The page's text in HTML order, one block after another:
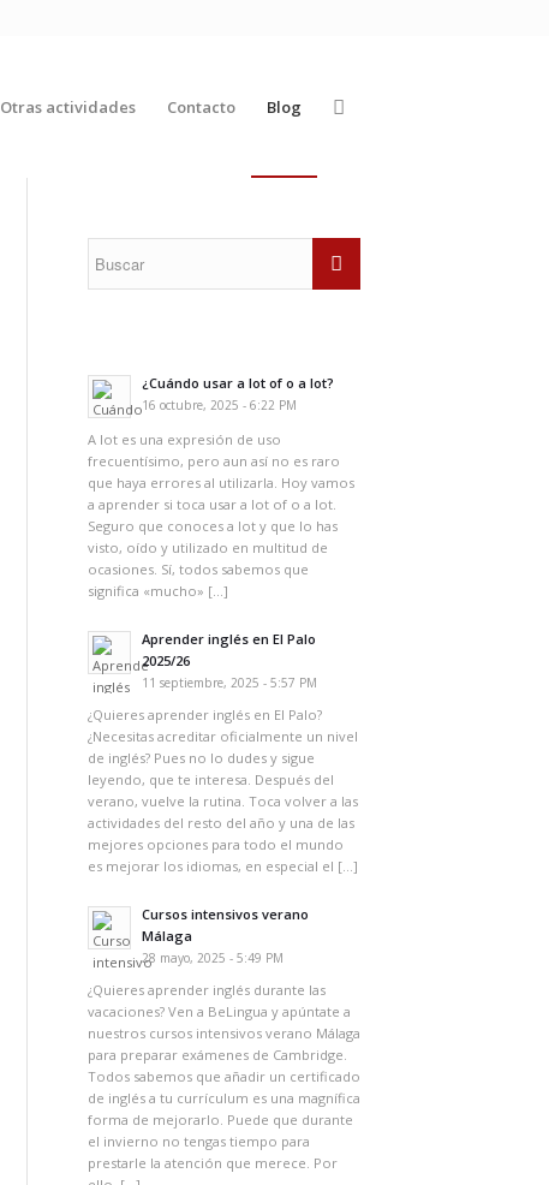
Otras actividades Contacto Blog
¿Cuándo usar a lot of o a lot?
16 octubre, 2025 - 6:22 PM
A lot es una expresión de uso
frecuentísimo, pero aun así no es raro
que haya errores al utilizarla. Hoy vamos
a aprender si toca usar a lot of o a lot.
Seguro que conoces a lot y que lo has
visto, oído y utilizado en multitud de
ocasiones. Sí, todos sabemos que
significa «mucho» […]
Aprender inglés en El Palo
2025/26
11 septiembre, 2025 - 5:57 PM
¿Quieres aprender inglés en El Palo?
¿Necesitas acreditar oficialmente un nivel
de inglés? Pues no lo dudes y sigue
leyendo, que te interesa. Después del
verano, vuelve la rutina. Toca volver a las
actividades del resto del año y una de las
mejores opciones para todo el mundo
es mejorar los idiomas, en especial el […]
Cursos intensivos verano
Málaga
28 mayo, 2025 - 5:49 PM
¿Quieres aprender inglés durante las
vacaciones? Ven a BeLingua y apúntate a
nuestros cursos intensivos verano Málaga
para preparar exámenes de Cambridge.
Todos sabemos que añadir un certificado
de inglés a tu currículum es una magnífica
forma de mejorarlo. Puede que durante
el invierno no tengas tiempo para
prestarle la atención que merece. Por